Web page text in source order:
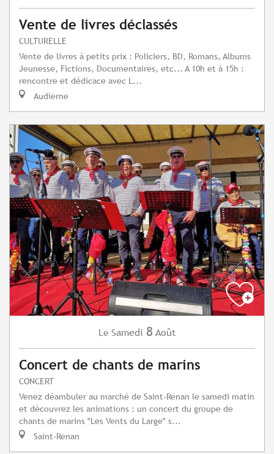
Vente de livres déclassés
CULTURELLE
Vente de livres à petits prix : Policiers, BD, Romans, Albums
Jeunesse, Fictions, Documentaires, etc... A 10h et à 15h :
rencontre et dédicace avec L...
Audierne
Le Samedi 8 Août
Concert de chants de marins
CONCERT
Venez déambuler au marché de Saint-Renan le samedi matin
et découvrez les animations : un concert du groupe de
chants de marins "Les Vents du Large" s...
Saint-Renan